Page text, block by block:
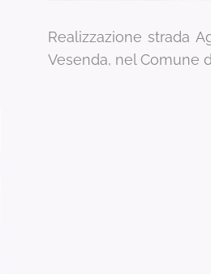
Realizzazione strada
Vesenda, nel Comune